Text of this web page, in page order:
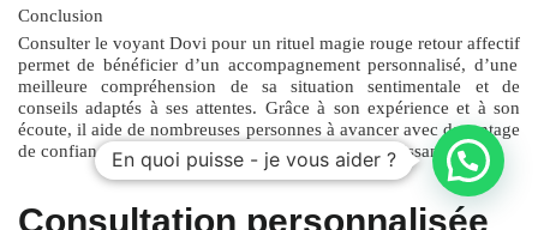
Conclusion
Consulter le voyant Dovi pour un rituel magie rouge retour affectif
permet de bénéficier d’un accompagnement personnalisé, d’une
meilleure compréhension de sa situation sentimentale et de
conseils adaptés à ses attentes. Grâce à son expérience et à son
écoute, il aide de nombreuses personnes à avancer avec davantage
de confiance vers un avenir amoureux plus épanouissant.
Consultation personnalisée
En quoi puisse - je vous aider ?